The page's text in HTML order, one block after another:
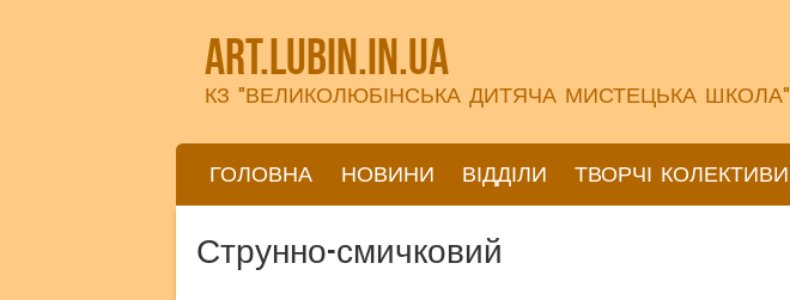
art.lubin.in.ua
КЗ "ВЕЛИКОЛЮБІНСЬКА ДИТЯЧА МИСТЕЦЬКА ШКОЛА"
Меню
ПЕРЕЙТИ ДО ВМІСТУ
ГОЛОВНА НОВИНИ ВІДДІЛИ ТВОРЧІ КОЛЕКТИВИ
Струнно-смичковий